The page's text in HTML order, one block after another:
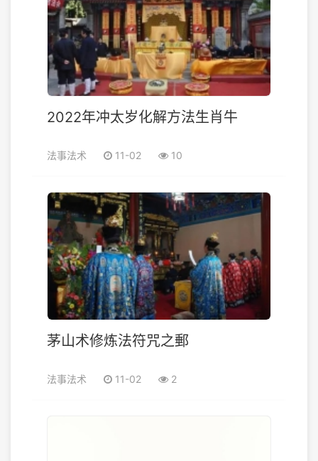
2022年冲太岁化解方法生肖牛
法事法术 11-02 10
茅山术修炼法符咒之郵
法事法术 11-02 2